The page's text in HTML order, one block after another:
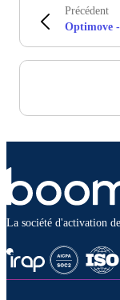
Précédent
Optimove
La société d'activation